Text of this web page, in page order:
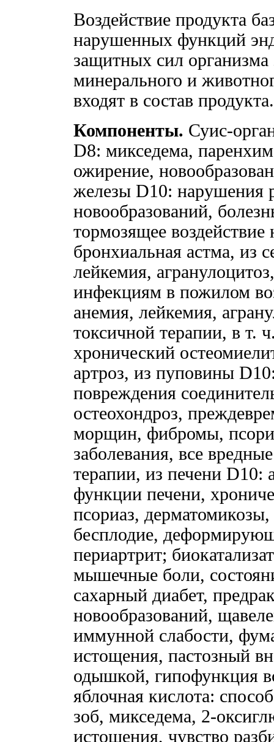
Воздействие продукта
нарушенных функций
защитных сил организма
минерального и
входят в состав продукта.
Компоненты. Суис-
D8: микседема,
ожирение,
железы D10: нарушения
новообразований,
тормозящее
бронхиальная астма, из
лейкемия,
инфекциям в пожилом
анемия, лейкемия,
токсичной терапии, в т.
хронический
артроз, из пуповины
повреждения
остеохондроз,
морщин, фибромы,
заболевания, все
терапии, из печени D10:
функции печени,
псориаз,
бесплодие,
периартрит;
мышечные боли,
сахарный диабет,
новообразований,
иммунной слабости,
истощения, пастозный
одышкой, гипофункция
яблочная кислота:
зоб, микседема, 2-
истощения, чувство